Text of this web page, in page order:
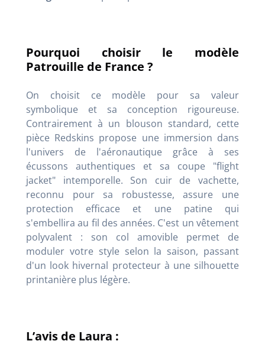
Pourquoi choisir le modèle
Patrouille de France ?
On choisit ce modèle pour sa valeur
symbolique et sa conception rigoureuse.
Contrairement à un blouson standard, cette
pièce Redskins propose une immersion dans
l'univers de l'aéronautique grâce à ses
écussons authentiques et sa coupe "flight
jacket" intemporelle. Son cuir de vachette,
reconnu pour sa robustesse, assure une
protection efficace et une patine qui
s'embellira au fil des années. C'est un vêtement
polyvalent : son col amovible permet de
moduler votre style selon la saison, passant
d'un look hivernal protecteur à une silhouette
printanière plus légère.
L’avis de Laura :